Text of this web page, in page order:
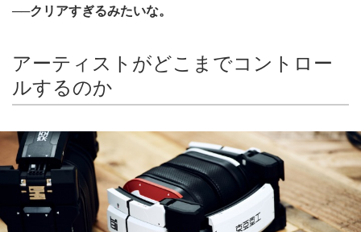
──クリアすぎるみたいな。
アーティストがどこまでコントロー
ルするのか